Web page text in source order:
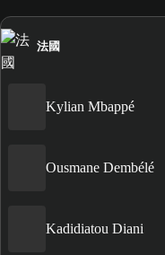
法國
Kylian Mbappé
Ousmane Dembélé
Kadidiatou Diani